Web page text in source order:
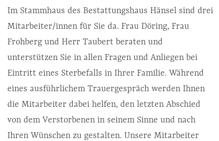
Im Stammhaus des Bestattungshaus Hänsel sind drei
Mitarbeiter/innen für Sie da. Frau Döring, Frau
Frohberg und Herr Taubert beraten und
unterstützen Sie in allen Fragen und Anliegen bei
Eintritt eines Sterbefalls in Ihrer Familie. Während
eines ausführlichem Trauergespräch werden Ihnen
die Mitarbeiter dabei helfen, den letzten Abschied
von dem Verstorbenen in seinem Sinne und nach
Ihren Wünschen zu gestalten. Unsere Mitarbeiter